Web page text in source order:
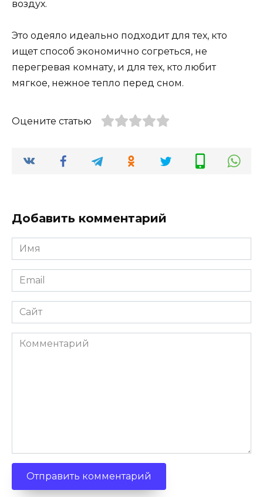
воздух.
Это одеяло идеально подходит для тех, кто
ищет способ экономично согреться, не
перегревая комнату, и для тех, кто любит
мягкое, нежное тепло перед сном​.
Оцените статью
Добавить комментарий
Имя
Email
Сайт
Комментарий